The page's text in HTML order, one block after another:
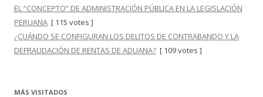
EL “CONCEPTO” DE ADMINISTRACIÓN PÚBLICA EN LA LEGISLACIÓN
PERUANA [ 115 votes ]
¿CUÁNDO SE CONFIGURAN LOS DELITOS DE CONTRABANDO Y LA
DEFRAUDACIÓN DE RENTAS DE ADUANA? [ 109 votes ]
MÁS VISITADOS